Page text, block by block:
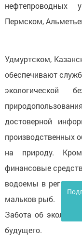
нефтепроводных
Пермском,
Удмуртском,
обеспечивают
экологической
достоверной
производственных
на природу.
финансовые
водоемы в
мальков рыб.
Забота об
будущего.